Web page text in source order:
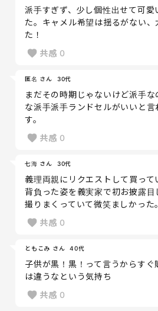
派手すぎず、少し個性出せて可愛
た。キャメル希望は揺るがない、
た！
共感 0
匿名 さん 30代
まだその時期じゃないけど派手
な派手派手ランドセルがいいと言
す。
共感 0
七海 さん 30代
義理両親にリクエストして買って
背負った姿を義実家で初お披露
撮りまくっていて微笑ましかった。
共感 0
ともこみ さん 40代
子供が黒！黒！って言うからすぐ
は違うなという気持ち
共感 0